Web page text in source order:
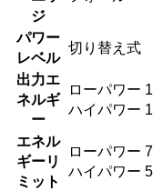
ジ
パワー
レベル
切り替え式
出力エ
ネルギ
ー
ローパワー
ハイパワー
エネル
ギーリ
ミット
ローパワー
ハイパワー